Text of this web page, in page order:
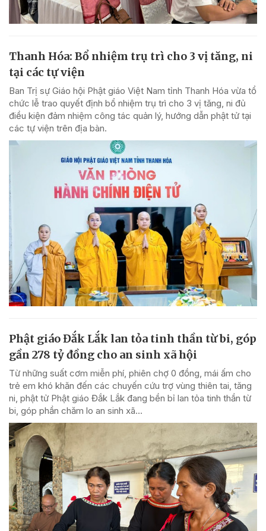
Thanh Hóa: Bổ nhiệm trụ trì cho 3 vị tăng, ni
tại các tự viện
Ban Trị sự Giáo hội Phật giáo Việt Nam tỉnh Thanh Hóa vừa tổ
chức lễ trao quyết định bổ nhiệm trụ trì cho 3 vị tăng, ni đủ
điều kiện đảm nhiệm công tác quản lý, hướng dẫn phật tử tại
các tự viện trên địa bàn.
Phật giáo Đắk Lắk lan tỏa tinh thần từ bi, góp
gần 278 tỷ đồng cho an sinh xã hội
Từ những suất cơm miễn phí, phiên chợ 0 đồng, mái ấm cho
trẻ em khó khăn đến các chuyến cứu trợ vùng thiên tai, tăng
ni, phật tử Phật giáo Đắk Lắk đang bền bỉ lan tỏa tinh thần từ
bi, góp phần chăm lo an sinh xã...